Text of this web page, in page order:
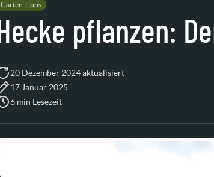
Garten Tipps
Hecke pflanzen:
20 Dezember 2024 aktualisiert
17 Januar 2025
6 min Lesezeit